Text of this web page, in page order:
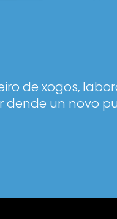
de xogos,
un novo